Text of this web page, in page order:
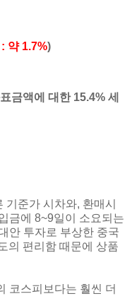
약 1.7%)
에 대한 15.4% 세
준가 시차와, 환매시
금에 8~9일이 소요되는
안 투자로 부상한 중국
의 편리함 때문에 상품
코스피보다는 훨씬 더